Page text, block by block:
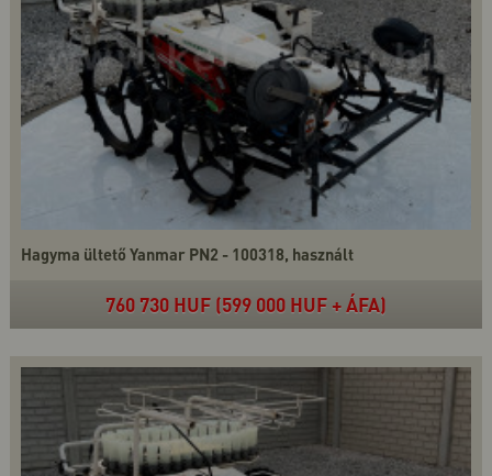
Hagyma ültető Yanmar PN2 - 100318, használt
760 730 HUF (599 000 HUF + ÁFA)